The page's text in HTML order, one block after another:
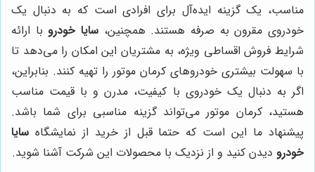
مناسب، یک گزینه ایده‌آل برای افرادی است که به دنبال یک
خودروی مقرون به صرفه هستند. همچنین، سایا خودرو با ارائه
شرایط فروش اقساطی ویژه، به مشتریان این امکان را می‌دهد تا
با سهولت بیشتری خودروهای کرمان موتور را تهیه کنند. بنابراین،
اگر به دنبال یک خودروی با کیفیت، مدرن و با قیمت مناسب
هستید، کرمان موتور می‌تواند گزینه مناسبی برای شما باشد.
پیشنهاد ما این است که حتما قبل از خرید از نمایشگاه سایا
خودرو دیدن کنید و از نزدیک با محصولات این شرکت آشنا شوید.